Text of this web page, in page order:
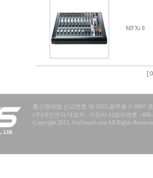
MFXi 8
[
통신판매업 신고번호 제 2015-광주동구-0067
(주)대인전자 대표자 : 이민자 사업자번호 :
Copyright 2015. ScsSound.com All Rights